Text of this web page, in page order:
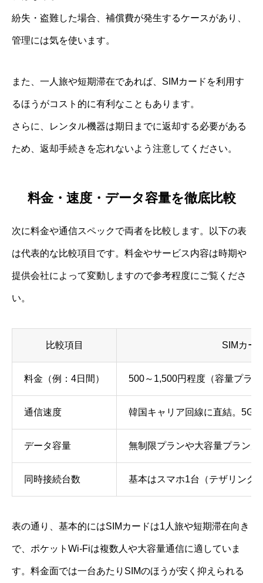
紛失・盗難した場合、補償費が発生するケースがあり、
管理には気を使います。
また、一人旅や短期滞在であれば、SIMカードを利用す
るほうがコスト的に有利なこともあります。
さらに、レンタル機器は期日までに返却する必要がある
ため、返却手続きを忘れないよう注意してください。
料金・速度・データ容量を徹底比較
次に料金や通信スペックで両者を比較します。以下の表
は代表的な比較項目です。料金やサービス内容は時期や
提供会社によって変動しますので参考程度にご覧くださ
い。
比較項目 SIMカー
料金（例：4日間） 500～1,500円程度（容量プラ
通信速度 韓国キャリア回線に直結。5G
データ容量 無制限プランや大容量プランが
同時接続台数 基本はスマホ1台（テザリング
表の通り、基本的にはSIMカードは1人旅や短期滞在向き
で、ポケットWi-Fiは複数人や大容量通信に適していま
す。料金面では一台あたりSIMのほうが安く抑えられる